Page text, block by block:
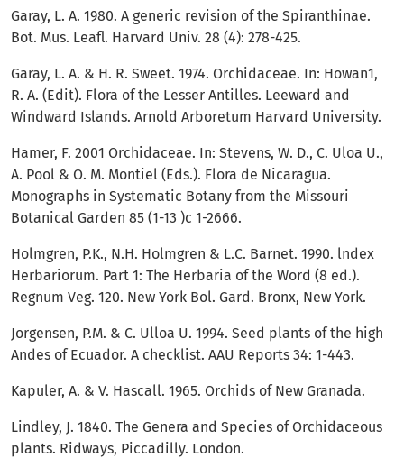
Garay, L. A. 1980. A generic revision of the Spiranthinae.
Bot. Mus. Leafl. Harvard Univ. 28 (4): 278-425.
Garay, L. A. & H. R. Sweet. 1974. Orchidaceae. In: Howan1,
R. A. (Edit). Flora of the Lesser Antilles. Leeward and
Windward Islands. Arnold Arboretum Harvard University.
Hamer, F. 2001 Orchidaceae. In: Stevens, W. D., C. Uloa U.,
A. Pool & O. M. Montiel (Eds.). Flora de Nicaragua.
Monographs in Systematic Botany from the Missouri
Botanical Garden 85 (1-13 )c 1-2666.
Holmgren, P.K., N.H. Holmgren & L.C. Barnet. 1990. lndex
Herbariorum. Part 1: The Herbaria of the Word (8 ed.).
Regnum Veg. 120. New York Bol. Gard. Bronx, New York.
Jorgensen, P.M. & C. Ulloa U. 1994. Seed plants of the high
Andes of Ecuador. A checklist. AAU Reports 34: 1-443.
Kapuler, A. & V. Hascall. 1965. Orchids of New Granada.
Lindley, J. 1840. The Genera and Species of Orchidaceous
plants. Ridways, Piccadilly. London.